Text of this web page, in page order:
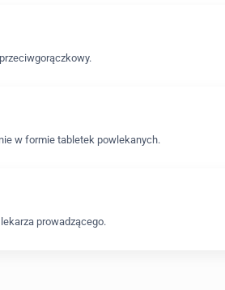
w formie tabletek powlekanych.
prowadzącego.